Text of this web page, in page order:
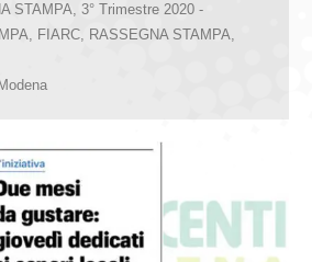
STAMPA, 3° Trimestre 2020 -
, FIARC, RASSEGNA STAMPA,